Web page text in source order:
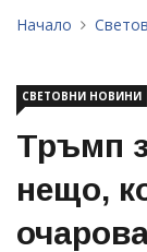
Начало
СВЕТОВНИ НОВИНИ
Тръмп
нещо,